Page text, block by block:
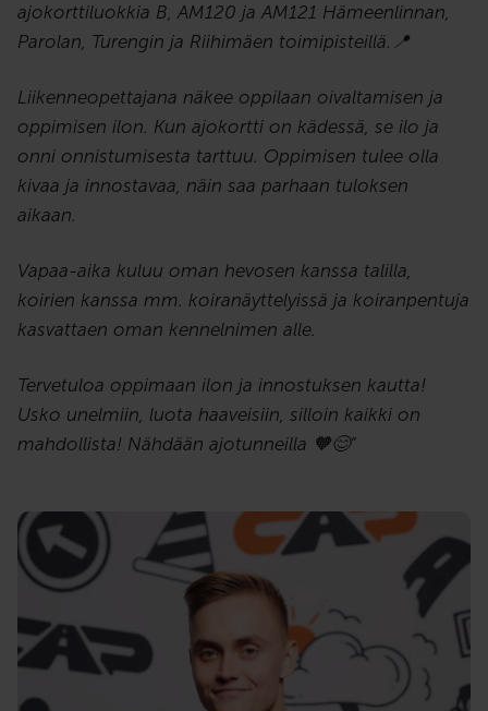
ajokorttiluokkia B, AM120 ja AM121 Hämeenlinnan,
Parolan, Turengin ja Riihimäen toimipisteillä.📍
Liikenneopettajana näkee oppilaan oivaltamisen ja
oppimisen ilon. Kun ajokortti on kädessä, se ilo ja
onni onnistumisesta tarttuu. Oppimisen tulee olla
kivaa ja innostavaa, näin saa parhaan tuloksen
aikaan.
Vapaa-aika kuluu oman hevosen kanssa talilla,
koirien kanssa mm. koiranäyttelyissä ja koiranpentuja
kasvattaen oman kennelnimen alle.
Tervetuloa oppimaan ilon ja innostuksen kautta!
Usko unelmiin, luota haaveisiin, silloin kaikki on
mahdollista! Nähdään ajotunneilla 🧡😊”